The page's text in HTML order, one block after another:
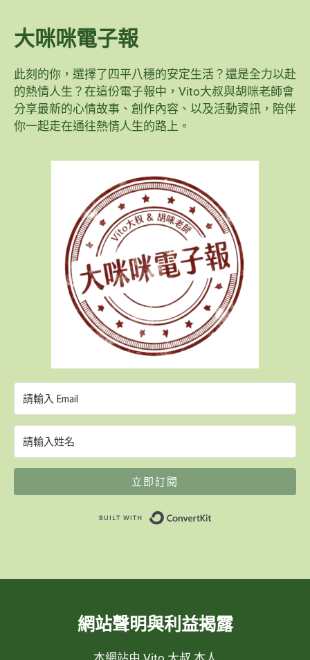
大咪咪電子報
此刻的你，選擇了四平八穩的安定生活？還是全力以赴
的熱情人生？在這份電子報中，Vito大叔與胡咪老師會
分享最新的心情故事、創作內容、以及活動資訊，陪伴
你一起走在通往熱情人生的路上。
立即訂閱
網站聲明與利益揭露